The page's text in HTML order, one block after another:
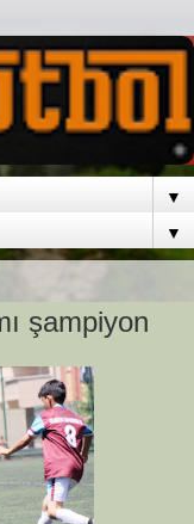
▼
▼
şampiyon